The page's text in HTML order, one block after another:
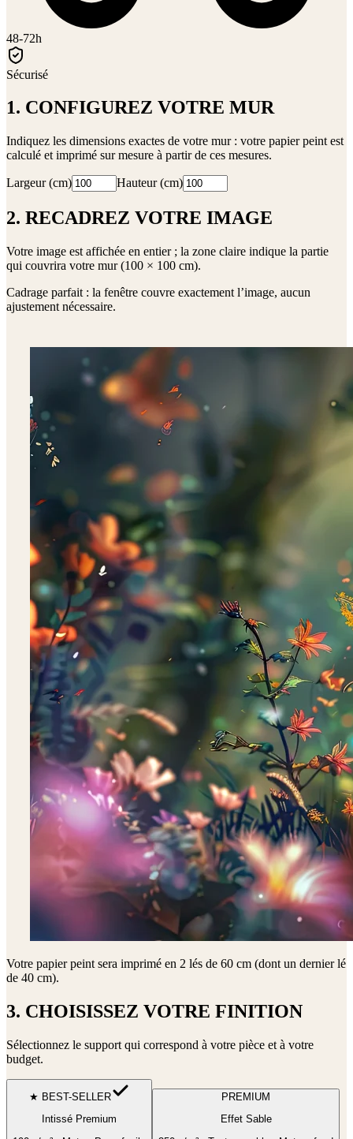
48-72h
Sécurisé
1. CONFIGUREZ VOTRE MUR
Indiquez les dimensions exactes de votre mur : votre papier peint est
calculé et imprimé sur mesure à partir de ces mesures.
Largeur (cm) Hauteur (cm)
2. RECADREZ VOTRE IMAGE
Votre image est affichée en entier ; la zone claire indique la partie
qui couvrira votre mur (100 × 100 cm).
Cadrage parfait : la fenêtre couvre exactement l’image, aucun
ajustement nécessaire.
Votre papier peint sera imprimé en 2 lés de 60 cm (dont un dernier lé
de 40 cm).
3. CHOISISSEZ VOTRE FINITION
Sélectionnez le support qui correspond à votre pièce et à votre
budget.
★ BEST-SELLER
Intissé Premium
PREMIUM
Effet Sable